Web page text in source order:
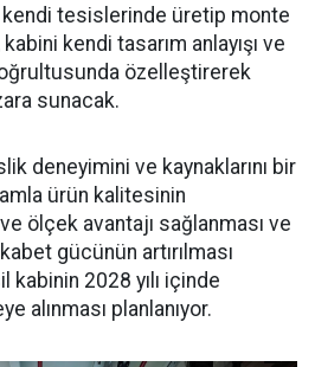
tesislerinde üretip monte
kendi tasarım anlayışı ve
özelleştirerek
sunacak.
deneyimini ve kaynaklarını bir
ürün kalitesinin
ölçek avantajı sağlanması ve
gücünün artırılması
kabinin 2028 yılı içinde
alınması planlanıyor.